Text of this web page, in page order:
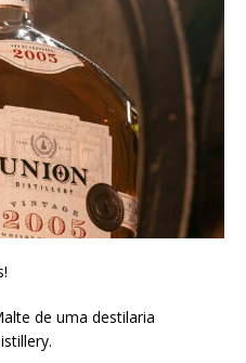
de uma destilaria